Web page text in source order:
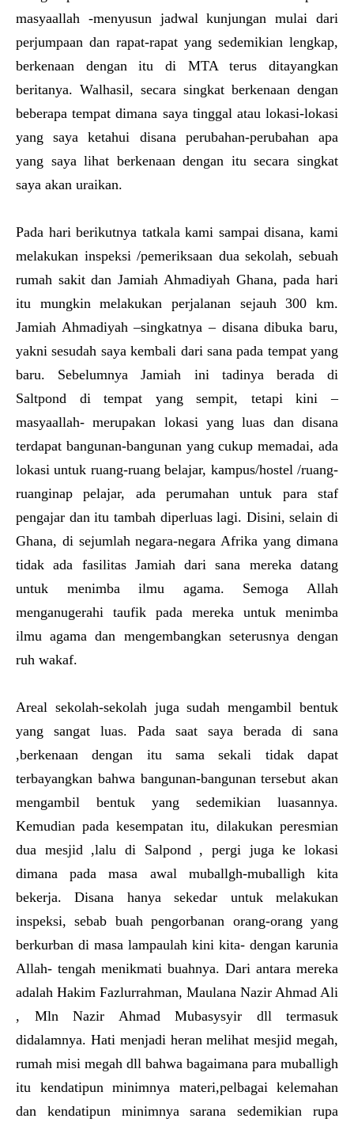
masyaallah -menyusun jadwal kunjungan mulai dari
perjumpaan dan rapat-rapat yang sedemikian lengkap,
berkenaan dengan itu di MTA terus ditayangkan
beritanya. Walhasil, secara singkat berkenaan dengan
beberapa tempat dimana saya tinggal atau lokasi-lokasi
yang saya ketahui disana perubahan-perubahan apa
yang saya lihat berkenaan dengan itu secara singkat
saya akan uraikan.
Pada hari berikutnya tatkala kami sampai disana, kami
melakukan inspeksi /pemeriksaan dua sekolah, sebuah
rumah sakit dan Jamiah Ahmadiyah Ghana, pada hari
itu mungkin melakukan perjalanan sejauh 300 km.
Jamiah Ahmadiyah –singkatnya – disana dibuka baru,
yakni sesudah saya kembali dari sana pada tempat yang
baru. Sebelumnya Jamiah ini tadinya berada di
Saltpond di tempat yang sempit, tetapi kini –
masyaallah- merupakan lokasi yang luas dan disana
terdapat bangunan-bangunan yang cukup memadai, ada
lokasi untuk ruang-ruang belajar, kampus/hostel /ruang-
ruanginap pelajar, ada perumahan untuk para staf
pengajar dan itu tambah diperluas lagi. Disini, selain di
Ghana, di sejumlah negara-negara Afrika yang dimana
tidak ada fasilitas Jamiah dari sana mereka datang
untuk menimba ilmu agama. Semoga Allah
menganugerahi taufik pada mereka untuk menimba
ilmu agama dan mengembangkan seterusnya dengan
ruh wakaf.
Areal sekolah-sekolah juga sudah mengambil bentuk
yang sangat luas. Pada saat saya berada di sana
,berkenaan dengan itu sama sekali tidak dapat
terbayangkan bahwa bangunan-bangunan tersebut akan
mengambil bentuk yang sedemikian luasannya.
Kemudian pada kesempatan itu, dilakukan peresmian
dua mesjid ,lalu di Salpond , pergi juga ke lokasi
dimana pada masa awal muballgh-muballigh kita
bekerja. Disana hanya sekedar untuk melakukan
inspeksi, sebab buah pengorbanan orang-orang yang
berkurban di masa lampaulah kini kita- dengan karunia
Allah- tengah menikmati buahnya. Dari antara mereka
adalah Hakim Fazlurrahman, Maulana Nazir Ahmad Ali
, Mln Nazir Ahmad Mubasysyir dll termasuk
didalamnya. Hati menjadi heran melihat mesjid megah,
rumah misi megah dll bahwa bagaimana para muballigh
itu kendatipun minimnya materi,pelbagai kelemahan
dan kendatipun minimnya sarana sedemikian rupa